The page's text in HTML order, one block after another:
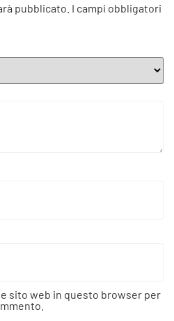
pubblicato. I campi obbligatori
sito web in questo browser per